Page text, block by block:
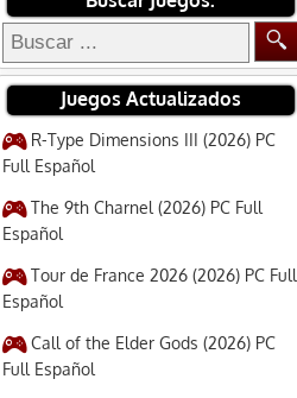
Juegos Actualizados
R-Type Dimensions III (2026) PC
Full Español
The 9th Charnel (2026) PC Full
Español
Tour de France 2026 (2026) PC Full
Español
Call of the Elder Gods (2026) PC
Full Español